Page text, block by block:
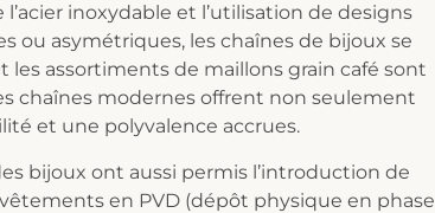
inoxydable et l’utilisation de designs
ou asymétriques, les chaînes de bijoux se
assortiments de maillons grain café sont
chaînes modernes offrent non seulement
et une polyvalence accrues.
bijoux ont aussi permis l’introduction de
en PVD (dépôt physique en phase